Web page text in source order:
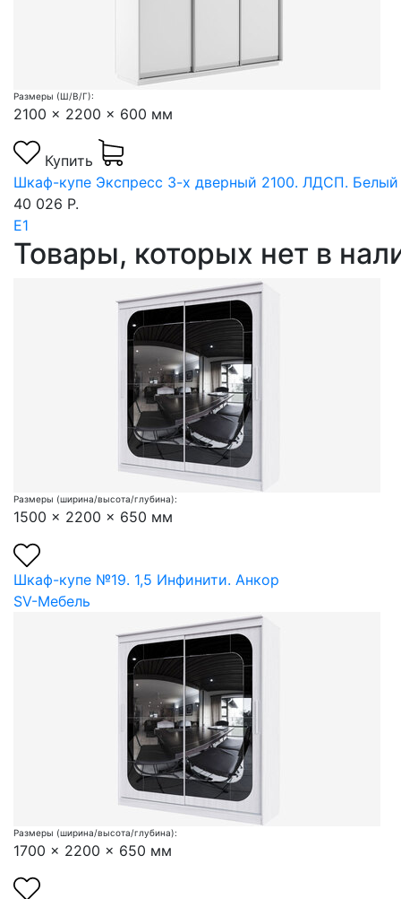
Размеры (Ш/В/Г):
2100 x 2200 x 600 мм
Купить
Шкаф-купе Экспресс 3-х дверный 2100. ЛДСП. Белый
40 026 Р.
Е1
Товары, которых нет в
Размеры (ширина/высота/глубина):
1500 x 2200 x 650 мм
Шкаф-купе №19. 1,5 Инфинити. Анкор
SV-Мебель
Размеры (ширина/высота/глубина):
1700 x 2200 x 650 мм